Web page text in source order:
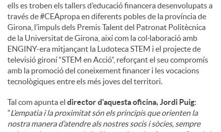
ells es troben els tallers d’educació financera desenvolupats a
través de #CEApropa en diferents pobles de la província de
Girona, l’impuls dels Premis Talent del Patronat Politècnica
de la Universitat de Girona, així com la col·laboració amb
ENGINY-era mitjançant la Ludoteca STEM i el projecte de
televisió gironí “STEM en Acció”, reforçant el seu compromís
amb la promoció del coneixement financer i les vocacions
tecnològiques entre els més joves del territori.
Tal com apunta el director d'aquesta oficina, Jordi Puig:
"L’empatia i la proximitat són els principis que orienten la
nostra manera d’atendre als nostres socis i sòcies, sempre